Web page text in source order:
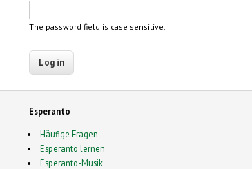
The password field is case sensitive.
Esperanto
Häufige Fragen
Esperanto lernen
Esperanto-Musik